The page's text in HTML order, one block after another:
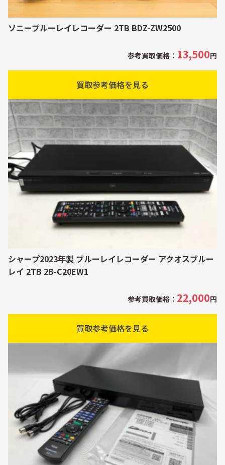
ソニーブルーレイレコーダー 2TB BDZ-ZW2500
参考買取価格： 13,500円
買取参考価格を見る
シャープ2023年製 ブルーレイレコーダー アクオスブルー
レイ 2TB 2B-C20EW1
参考買取価格： 22,000円
買取参考価格を見る